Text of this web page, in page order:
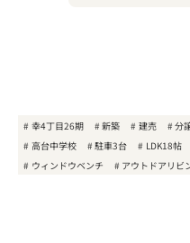
幸4丁目26期 新築 建売 分
高台中学校
駐車3台 LDK18帖
ウィンドウベンチ
アウトドアリビ